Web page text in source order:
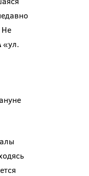
Не
«ул.